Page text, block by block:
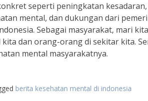
seperti peningkatan
mental, dan dukungan dari
Sebagai masyarakat, mari
dan orang-orang di sekitar kita.
mental masyarakatnya.
berita kesehatan mental di indonesia